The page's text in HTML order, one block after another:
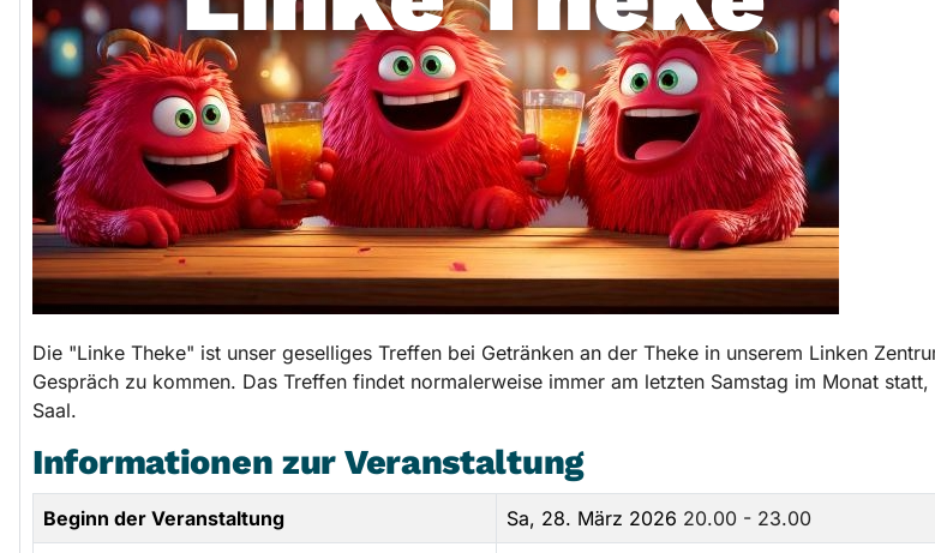
Die "Linke Theke" ist unser geselliges Treffen bei Getränken an der Theke in unserem Linken
Gespräch zu kommen. Das Treffen findet normalerweise immer am letzten Samstag im Monat
Saal.
Informationen zur Veranstaltung
Beginn der Veranstaltung Sa, 28. März 2026 20.00 - 23.00